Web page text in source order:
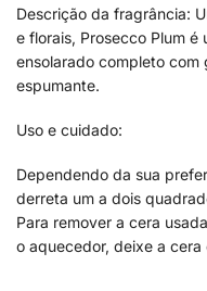
Descrição da fragrância:
e florais, Prosecco Plum é
ensolarado completo com
espumante.
Uso e cuidado:
Dependendo da sua
derreta um a dois
Para remover a cera
o aquecedor, deixe a